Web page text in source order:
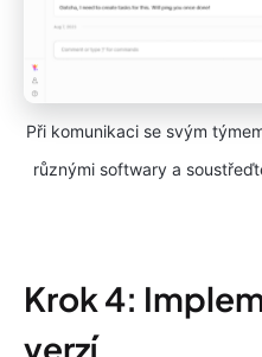
Při komunikaci se svým
různými softwary a
Krok 4:
verzí